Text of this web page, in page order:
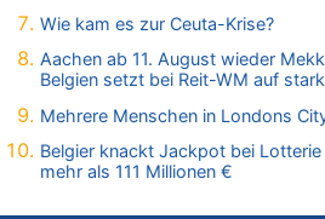
08.08.2026 - 09:20 von Ermitler zu
08.08.2026 - 09:02 von Detlef zu
Tempolimit in 30er-Zonen –
08.08.2026 - 08:50 von Mungo zu
Zweite Hitzewelle in diesem
08.08.2026 - 08:45 von
Wie kam es zur Ceuta-Krise?
Aachen ab 11. August wieder
Belgien setzt bei Reit-WM auf
Mehrere Menschen in Londons
Belgier knackt Jackpot bei
mehr als 111 Millionen €